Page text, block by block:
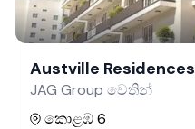
Austville Residences
JAG Group වෙතින්
කොළඹ 6